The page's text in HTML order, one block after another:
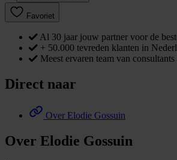
Favoriet
Al 30 jaar jouw partner voor de
+ 50.000 tevreden klanten in
Meest ervaren team van consultants
Direct naar
Over Elodie Gossuin
Over Elodie Gossuin